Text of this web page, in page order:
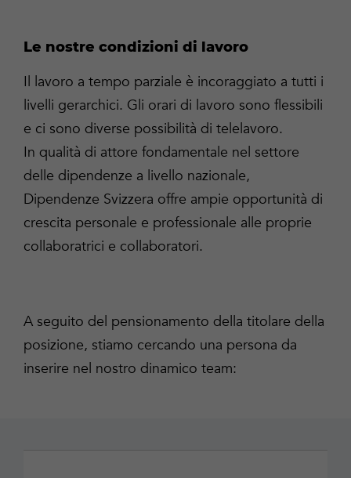
Le nostre condizioni di lavoro
Il lavoro a tempo parziale è incoraggiato a tutti i
livelli gerarchici. Gli orari di lavoro sono flessibili
e ci sono diverse possibilità di telelavoro.
In qualità di attore fondamentale nel settore
delle dipendenze a livello nazionale,
Dipendenze Svizzera offre ampie opportunità di
crescita personale e professionale alle proprie
collaboratrici e collaboratori.
A seguito del pensionamento della titolare della
posizione, stiamo cercando una persona da
inserire nel nostro dinamico team: